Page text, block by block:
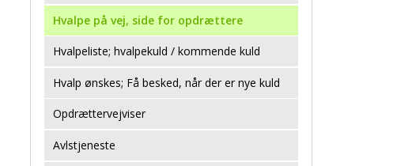
Hvalpe på vej, side for opdrættere
Hvalpeliste; hvalpekuld / kommende kuld
Hvalp ønskes; Få besked, når der er nye kuld
Opdrættervejviser
Avlstjeneste